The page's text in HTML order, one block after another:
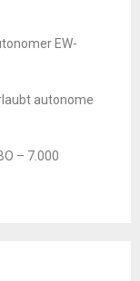
EW-
autonome
– 7.000